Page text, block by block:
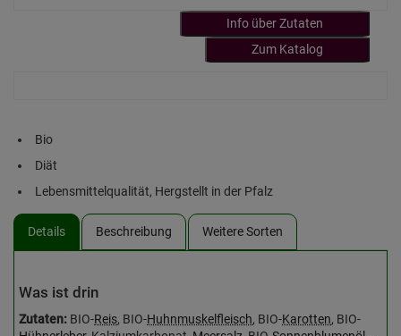
Info über Zutaten
Zum Katalog
Bio
Diät
Lebensmittelqualität, Hergstellt in der Pfalz
Details Beschreibung Weitere Sorten
Was ist drin
Zutaten: BIO-Reis, BIO-Huhnmuskelfleisch, BIO-Karotten, BIO-